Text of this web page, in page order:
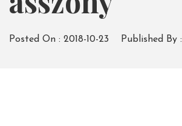
Posted On : 2018-10-23 Published By :